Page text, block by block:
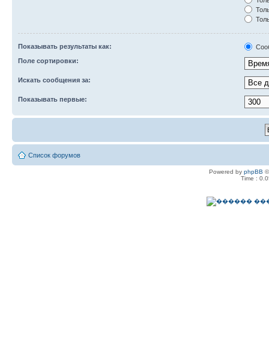
Показывать результаты как:
Поле сортировки:
Искать сообщения за:
Показывать первые:
Список форумов
Powered by phpBB
Time :